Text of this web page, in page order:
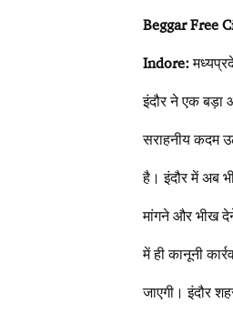
Beggar Free
Indore:
इंदौर ने एक बड़ा
सराहनीय कदम
है। इंदौर में अब
मांगने और भीख
में ही कानूनी
जाएगी। इंदौर